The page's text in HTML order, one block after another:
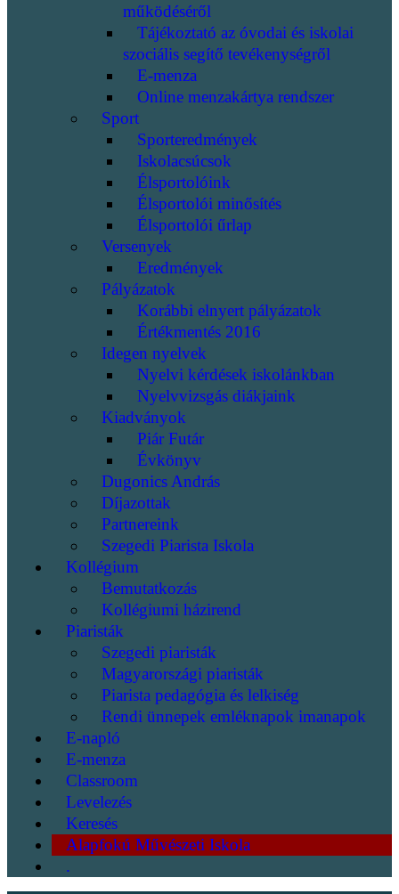
működéséről
Tájékoztató az óvodai és iskolai
szociális segítő tevékenységről
E-menza
Online menzakártya rendszer
Sport
Sporteredmények
Iskolacsúcsok
Élsportolóink
Élsportolói minősítés
Élsportolói űrlap
Versenyek
Eredmények
Pályázatok
Korábbi elnyert pályázatok
Értékmentés 2016
Idegen nyelvek
Nyelvi kérdések iskolánkban
Nyelvvizsgás diákjaink
Kiadványok
Piár Futár
Évkönyv
Dugonics András
Díjazottak
Partnereink
Szegedi Piarista Iskola
Kollégium
Bemutatkozás
Kollégiumi házirend
Piaristák
Szegedi piaristák
Magyarországi piaristák
Piarista pedagógia és lelkiség
Rendi ünnepek emléknapok imanapok
E-napló
E-menza
Classroom
Levelezés
Keresés
Alapfokú Művészeti Iskola
.